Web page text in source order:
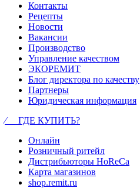
Контакты
Рецепты
Новости
Вакансии
Производство
Управление качеством
ЭКОРЕМИТ
Блог директора по качеству
Партнеры
Юридическая информация
⁄ ГДЕ КУПИТЬ?
Онлайн
Розничный ритейл
Дистрибьюторы HoReCa
Карта магазинов
shop.remit.ru